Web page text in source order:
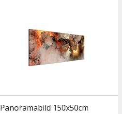
Panoramabild 150x50cm